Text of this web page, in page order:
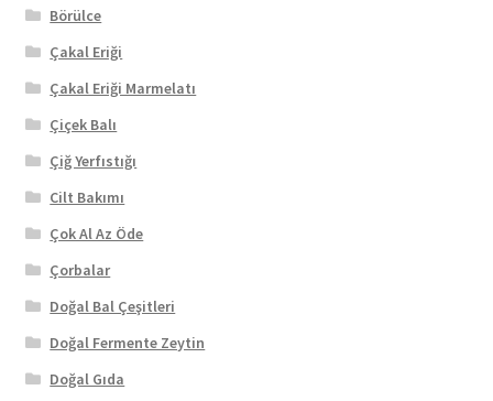
Börülce
Çakal Eriği
Çakal Eriği Marmelatı
Çiçek Balı
Çiğ Yerfıstığı
Cilt Bakımı
Çok Al Az Öde
Çorbalar
Doğal Bal Çeşitleri
Doğal Fermente Zeytin
Doğal Gıda